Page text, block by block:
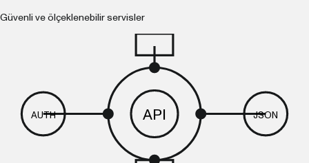
Güvenli ve ölçeklenebilir servisler
API
AUTH JSON